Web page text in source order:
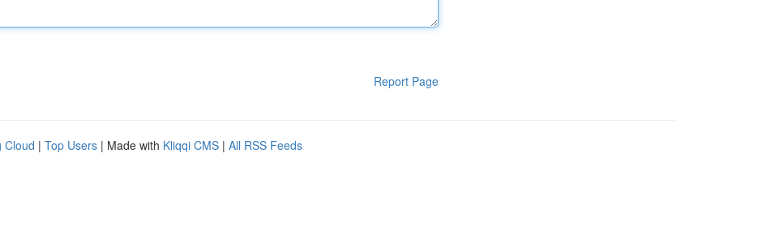
Report Page
Cloud | Top Users | Made with Kliqqi CMS | All RSS Feeds